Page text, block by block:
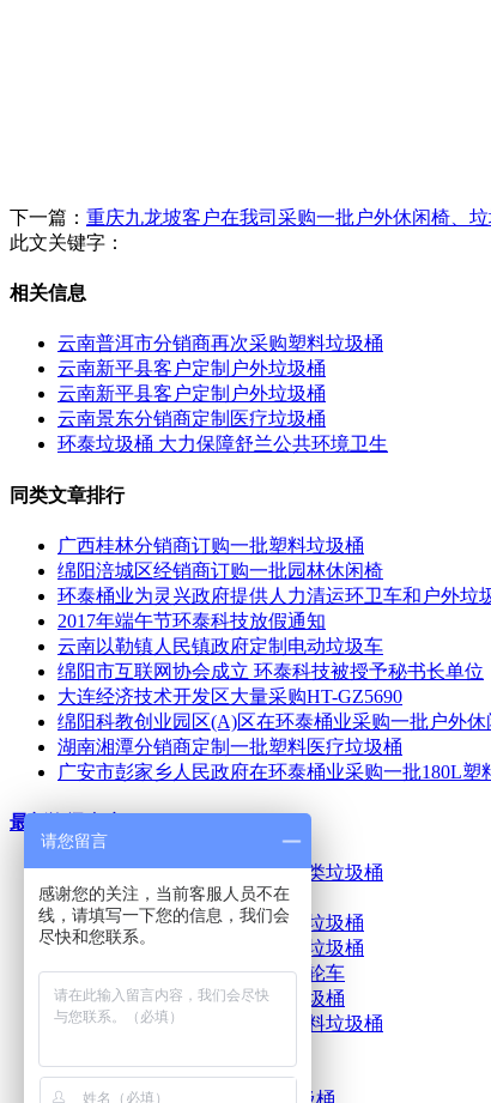
下一篇： 重庆九龙坡客户在我司采购一批户外休闲椅、
此文关键字：
相关信息
云南普洱市分销商再次采购塑料垃圾桶
云南新平县客户定制户外垃圾桶
云南新平县客户定制户外垃圾桶
云南景东分销商定制医疗垃圾桶
环泰垃圾桶 大力保障舒兰公共环境卫生
同类文章排行
广西桂林分销商订购一批塑料垃圾桶
绵阳涪城区经销商订购一批园林休闲椅
环泰桶业为灵兴政府提供人力清运环卫车和户外垃
2017年端午节环泰科技放假通知
云南以勒镇人民镇政府定制电动垃圾车
绵阳市互联网协会成立 环泰科技被授予秘书长单位
大连经济技术开发区大量采购HT-GZ5690
绵阳科教创业园区(A)区在环泰桶业采购一批户外休
湖南湘潭分销商定制一批塑料医疗垃圾桶
广安市彭家乡人民政府在环泰桶业采购一批180L塑
最新资讯文章
眉山中国泡菜城采购定制四分类垃圾桶
成都分销商采购塑料垃圾桶
雅安市世界茶文化博物馆采购垃圾桶
广安市时代奥特莱斯采购环卫垃圾桶
梓潼县环卫所采购环卫垃圾三轮车
哈尔滨分销商采购一批钢木垃圾桶
云南普洱市分销商再次采购塑料垃圾桶
成都分销商采购四分类垃圾桶
请您留言
感谢您的关注，当前客服人员不在
线，请填写一下您的信息，我们会
尽快和您联系。